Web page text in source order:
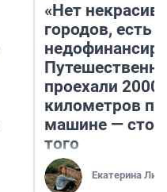
«Нет
городов, есть
проехали 2000
километров по
машине —
того
Екатерина